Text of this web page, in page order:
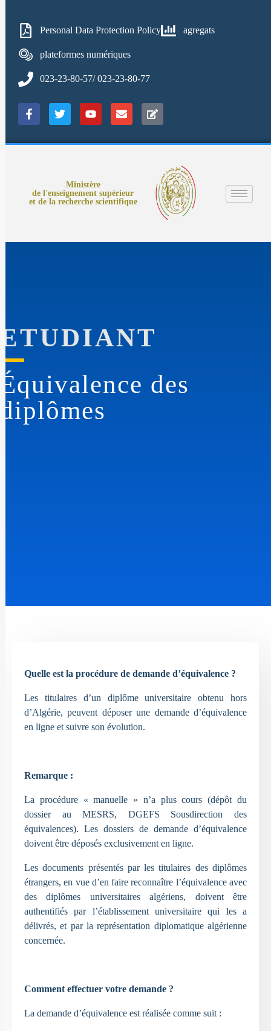
Personal Data Protection Policy agregats
plateformes numériques
023-23-80-57/ 023-23-80-77
Ministère
de l'enseignement supérieur
et de la recherche scientifique
ETUDIANT
Équivalence des
diplômes
Quelle est la procédure de demande d’équivalence ?
Les titulaires d’un diplôme universitaire obtenu hors
d’Algérie, peuvent déposer une demande d’équivalence
en ligne et suivre son évolution.
Remarque :
La procédure « manuelle » n’a plus cours (dépôt du
dossier au MESRS, DGEFS Sousdirection des
équivalences). Les dossiers de demande d’équivalence
doivent être déposés exclusivement en ligne.
Les documents présentés par les titulaires des diplômes
étrangers, en vue d’en faire reconnaître l’équivalence avec
des diplômes universitaires algériens, doivent être
authentifiés par l’établissement universitaire qui les a
délivrés, et par la représentation diplomatique algérienne
concernée.
Comment effectuer votre demande ?
La demande d’équivalence est réalisée comme suit :